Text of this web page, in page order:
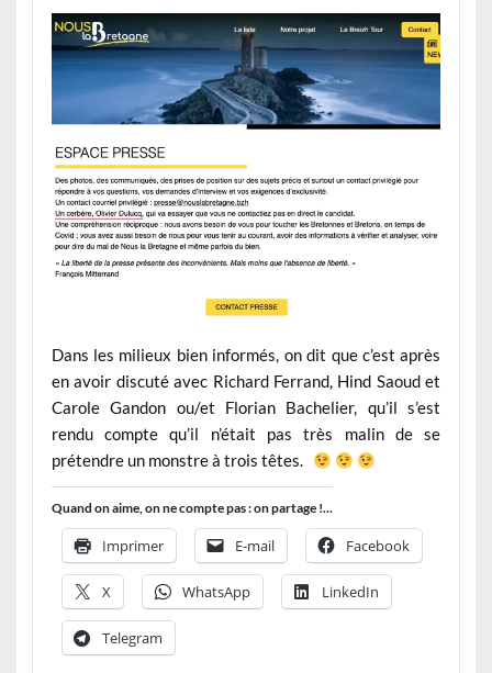
Dans les milieux bien informés, on dit que c’est après
en avoir discuté avec Richard Ferrand, Hind Saoud et
Carole Gandon ou/et Florian Bachelier, qu’il s’est
rendu compte qu’il n’était pas très malin de se
prétendre un monstre à trois têtes.
Quand on aime, on ne compte pas : on partage !...
Imprimer E-mail Facebook
X WhatsApp LinkedIn
Telegram